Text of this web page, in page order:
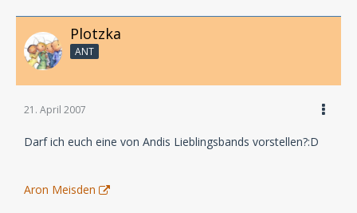
Viel Spaß beim reinlauschen!
LG aus Meisenstedt...
Euer Andi!
www.andi-meisfeld.de
Plotzka
ANT
21. April 2007
Darf ich euch eine von Andis Lieblingsbands vorstellen?:D
Aron Meisden